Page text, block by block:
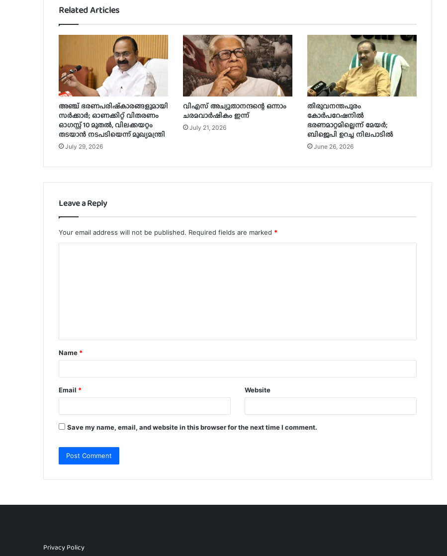
Related Articles
അഞ്ച് ഭരണപരിഷ്‌കാരങ്ങളുമായി
സർക്കാർ; ഓണക്കിറ്റ് വിതരണം
ഓഗസ്റ്റ് 10 മുതൽ, വിലക്കയറ്റം
തടയാൻ നടപടിയെന്ന് മുഖ്യമന്ത്രി
July 29, 2026
വിഎസ് അച്യുതാനന്ദന്റെ ഒന്നാം
ചരമവാർഷികം ഇന്ന്
July 21, 2026
തിരുവനന്തപുരം
കോർപറേഷനിൽ
ഭരണമാറ്റമില്ലെന്ന് മേയർ;
ബിജെപി ഉറച്ച നിലപാടിൽ
June 26, 2026
Leave a Reply
Your email address will not be published. Required fields are marked *
t
*
Name *
Email * Website
Save my name, email, and website in this browser for the next time I comment.
Privacy Policy